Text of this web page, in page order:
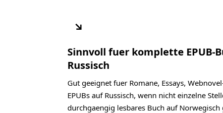
↘
Sinnvoll fuer komplette EPUB-
Russisch
Gut geeignet fuer Romane, Essays,
EPUBs auf Russisch, wenn nicht einzelne
durchgaengig lesbares Buch auf